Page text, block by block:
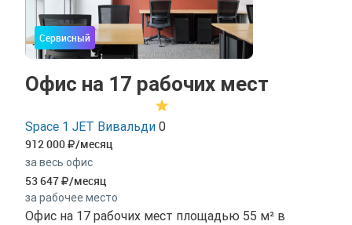
Сервисный
Офис на 17 рабочих мест
Space 1 JET Вивальди 0
912 000 /месяц
за весь офис
53 647 /месяц
за рабочее место
Офис на 17 рабочих мест площадью 55 м² в